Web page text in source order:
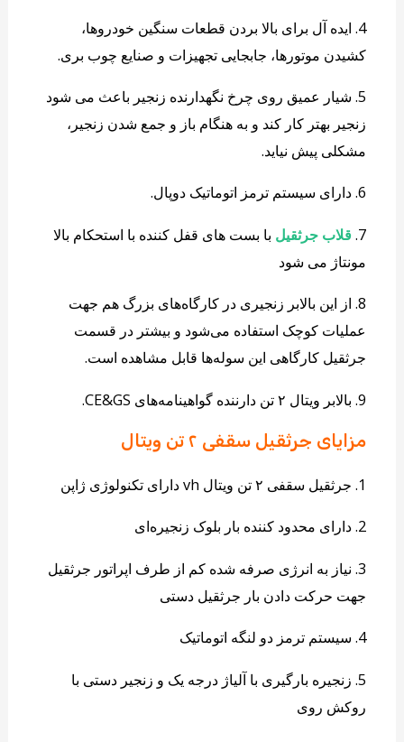
4. ایده آل برای بالا بردن قطعات سنگین خودروها،
کشیدن موتورها، جابجایی تجهیزات و صنایع چوب بری.
5. شیار عمیق روی چرخ نگهدارنده زنجیر باعث می شود
زنجیر بهتر کار کند و به هنگام باز و جمع شدن زنجیر،
مشکلی پیش نیاید.
6. دارای سیستم ترمز اتوماتیک دوپال.
7. قلاب جرثقیل با بست های قفل کننده با استحکام بالا
مونتاژ می شود
8. از این بالابر زنجیری در کارگاه‌های بزرگ هم جهت
عملیات کوچک استفاده می‌شود و بیشتر در قسمت
جرثقیل کارگاهی این سوله‌ها قابل مشاهده است.
9. بالابر ویتال ۲ تن دارننده گواهینامه‌های CE&GS.
مزایای جرثقیل سقفی ۲ تن ویتال
1. جرثقیل سقفی ۲ تن ویتال vh دارای تکنولوژی ژاپن
2. دارای محدود کننده بار بلوک زنجیره‌ای
3. نیاز به انرژی صرفه شده کم از طرف اپراتور جرثقیل
جهت حرکت دادن بار جرثقیل دستی
4. سیستم ترمز دو لنگه اتوماتیک
5. زنجیره بارگیری با آلیاژ درجه یک و زنجیر دستی با
روکش روی